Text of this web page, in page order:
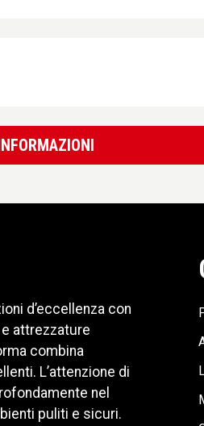
d’eccellenza con
attrezzature
combina
L’attenzione di
nel
puliti e sicuri.